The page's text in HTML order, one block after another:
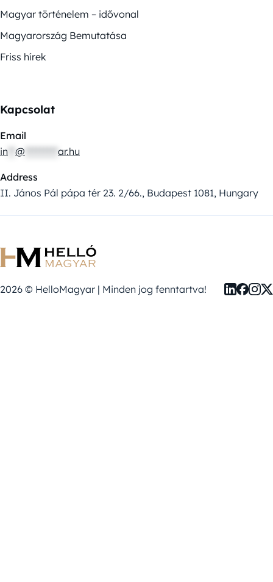
Magyar történelem – idővonal
Magyarország Bemutatása
Friss hírek
Kapcsolat
Email
in @ ar.hu
Address
II. János Pál pápa tér 23. 2/66., Budapest 1081, Hungary
2026 © HelloMagyar | Minden jog fenntartva!